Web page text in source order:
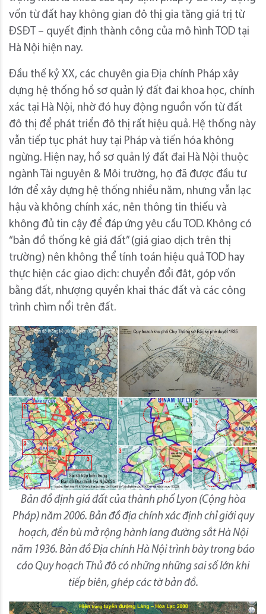
vốn từ đất hay không gian đô thị gia tăng giá trị từ
ĐSĐT – quyết định thành công của mô hình TOD tại
Hà Nội hiện nay.
Đầu thế kỷ XX, các chuyên gia Địa chính Pháp xây
dựng hệ thống hồ sơ quản lý đất đai khoa học, chính
xác tại Hà Nội, nhờ đó huy động nguồn vốn từ đất
đô thị để phát triển đô thị rất hiệu quả. Hệ thống này
vẫn tiếp tục phát huy tại Pháp và tiến hóa không
ngừng. Hiện nay, hồ sơ quản lý đất đai Hà Nội thuộc
ngành Tài nguyên & Môi trường, họ đã được đầu tư
lớn để xây dựng hệ thống nhiều năm, nhưng vẫn lạc
hậu và không chính xác, nên thông tin thiếu và
không đủ tin cậy để đáp ứng yêu cầu TOD. Không có
“bản đồ thống kê giá đất” (giá giao dịch trên thị
trường) nên không thể tính toán hiệu quả TOD hay
thực hiện các giao dịch: chuyển đổi đât, góp vốn
bằng đất, nhượng quyền khai thác đất và các công
trình chìm nổi trên đất.
Bản đồ định giá đất của thành phố Lyon (Cộng hòa
Pháp) năm 2006. Bản đồ địa chính xác định chỉ giới quy
hoạch, đền bù mở rộng hành lang đường sắt Hà Nội
năm 1936. Bản đồ Địa chính Hà Nội trình bày trong báo
cáo Quy hoạch Thủ đô có những những sai số lớn khi
tiếp biên, ghép các tờ bản đồ.